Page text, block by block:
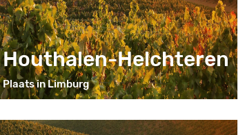
Houthalen-Helchteren
Plaats in Limburg